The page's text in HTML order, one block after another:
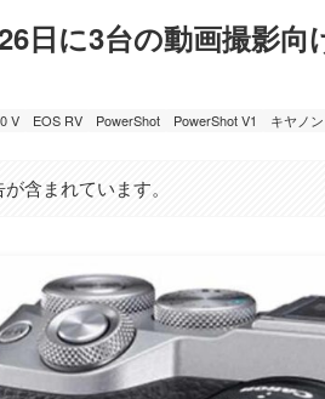
日に3台の動画撮影
V EOS RV PowerShot PowerShot V1 キヤノン
含まれています。